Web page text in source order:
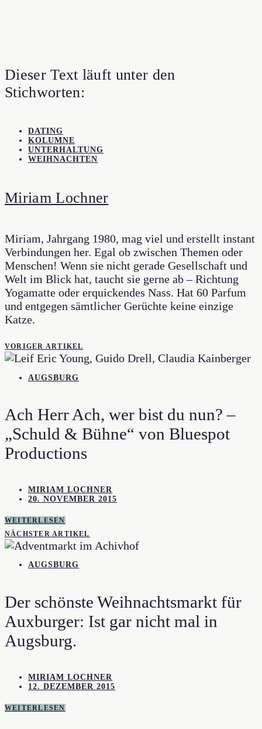
Dieser Text läuft unter den
Stichworten:
DATING
KOLUMNE
UNTERHALTUNG
WEIHNACHTEN
Miriam Lochner
Miriam, Jahrgang 1980, mag viel und erstellt instant
Verbindungen her. Egal ob zwischen Themen oder
Menschen! Wenn sie nicht gerade Gesellschaft und
Welt im Blick hat, taucht sie gerne ab – Richtung
Yogamatte oder erquickendes Nass. Hat 60 Parfum
und entgegen sämtlicher Gerüchte keine einzige
Katze.
VORIGER ARTIKEL
AUGSBURG
Ach Herr Ach, wer bist du nun? –
„Schuld & Bühne“ von Bluespot
Productions
MIRIAM LOCHNER
20. NOVEMBER 2015
WEITERLESEN
NÄCHSTER ARTIKEL
AUGSBURG
Der schönste Weihnachtsmarkt für
Auxburger: Ist gar nicht mal in
Augsburg.
MIRIAM LOCHNER
12. DEZEMBER 2015
WEITERLESEN